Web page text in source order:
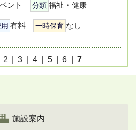
ント 分類 福祉・健康
有料 一時保育 なし
2 3 4 5 6 7
施設案内